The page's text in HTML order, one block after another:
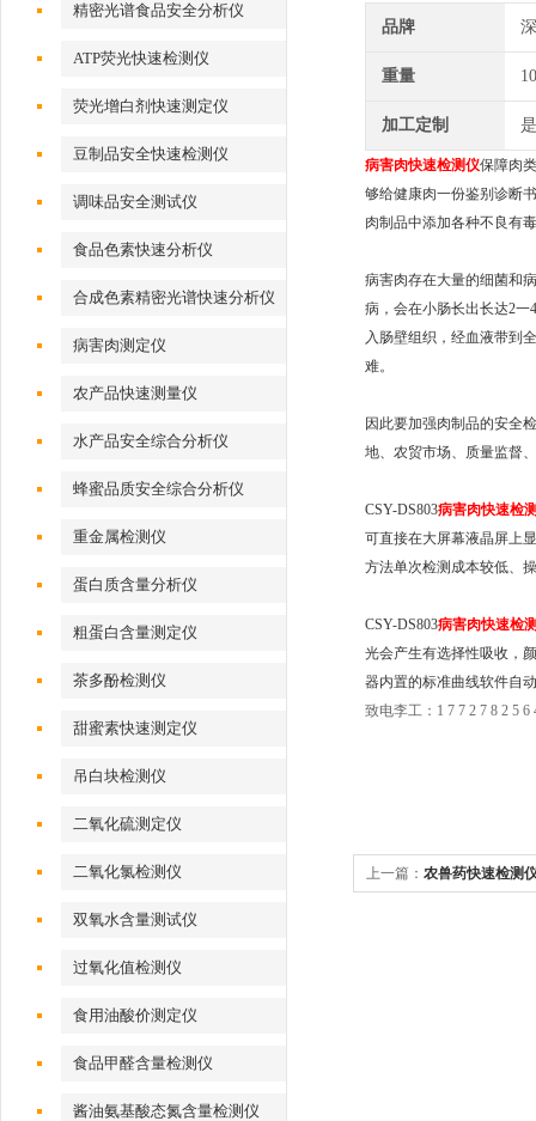
精密光谱食品安全分析仪
ATP荧光快速检测仪
荧光增白剂快速测定仪
豆制品安全快速检测仪
调味品安全测试仪
食品色素快速分析仪
合成色素精密光谱快速分析仪
病害肉测定仪
农产品快速测量仪
水产品安全综合分析仪
蜂蜜品质安全综合分析仪
重金属检测仪
蛋白质含量分析仪
粗蛋白含量测定仪
茶多酚检测仪
甜蜜素快速测定仪
吊白块检测仪
二氧化硫测定仪
二氧化氯检测仪
双氧水含量测试仪
过氧化值检测仪
食用油酸价测定仪
食品甲醛含量检测仪
酱油氨基酸态氮含量检测仪
品牌
重量
加工定制 是
病害肉快速检测仪保障肉
够给健康肉一份鉴别诊断
肉制品中添加各种不良有
病害肉存在大量的细菌和
病，会在小肠长出长达2
入肠壁组织，经血液带到
难。
因此要加强肉制品的安全
地、农贸市场、质量监督
CSY-DS803病害肉快速检
可直接在大屏幕液晶屏上
方法单次检测成本较低、
CSY-DS803病害肉快速检
光会产生有选择性吸收，
器内置的标准曲线软件自
致电李工：1 7 7 2 7 8 2 5 6
上一篇： 农兽药快速检测